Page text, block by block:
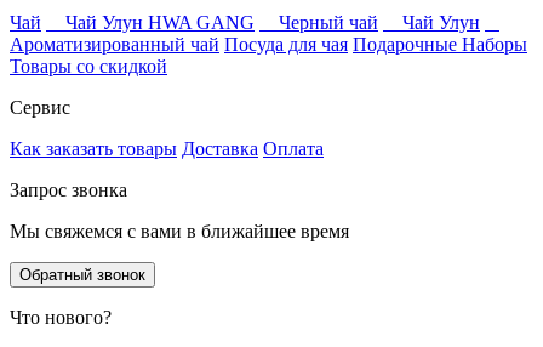
Чай
Чай Улун HWA GANG Черный чай
Чай Улун
Ароматизированный чай Посуда для чая Подарочные Наборы
Товары со скидкой
Сервис
Как заказать товары Доставка Оплата
Запрос звонка
Мы свяжемся с вами в ближайшее время
Обратный звонок
Что нового?